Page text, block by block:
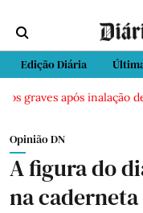
Edição Diária
graves após inalação de
Opinião DN
A figura do
na caderneta